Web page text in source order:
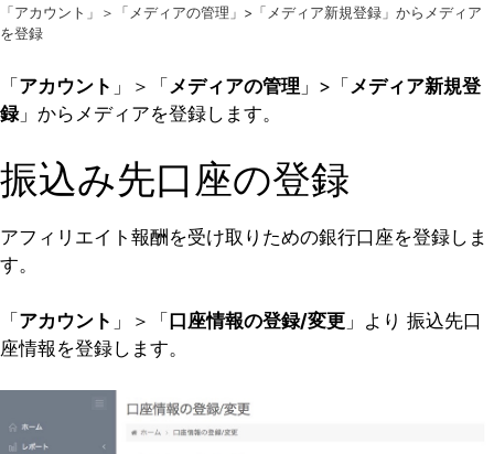
「アカウント」＞「メディアの管理」>「メディア新規登録」からメディア
を登録
「アカウント 」＞「 メディアの管理 」>「 メディア新規登
録」からメディアを登録します。
振込み先口座の登録
アフィリエイト報酬を受け取りための銀行口座を登録しま
す。
「アカウント 」＞「口座情報の登録/変更 」より 振込先口
座情報を登録します。